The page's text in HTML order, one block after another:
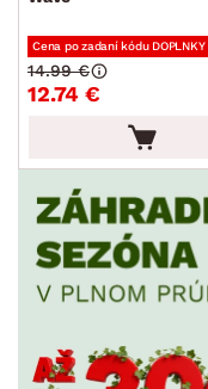
Cena po zadaní kódu DOPLNKY
12.74 €
14.99 €